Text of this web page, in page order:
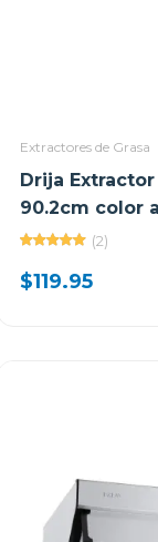
Extractores de Grasa
Drija
90.2cm color
(2)
$119.95